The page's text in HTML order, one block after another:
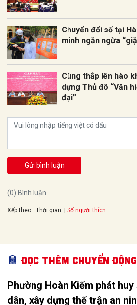
Chuyển đổi số tại
minh ngăn ngừa
Cùng thắp lên hào
dựng Thủ đô “Văn
đại”
Gửi bình luận
(0) Bình luận
Xếp theo: Thời gian Số người thích
Đọc thêm Chuyển động
Phường Hoàn Kiếm phát
dân, xây dựng thế trận an